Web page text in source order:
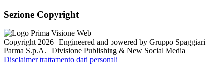
Sezione Copyright
Copyright 2026 | Engineered and powered by Gruppo Spaggiari
Parma S.p.A. | Divisione Publishing & New Social Media
Disclaimer trattamento dati personali